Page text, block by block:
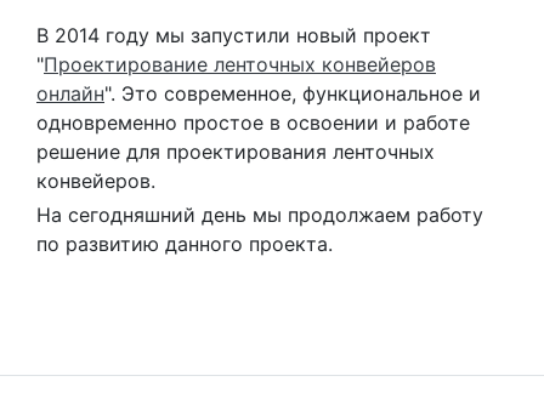
В 2014 году мы запустили новый проект
"Проектирование ленточных конвейеров
онлайн". Это современное, функциональное и
одновременно простое в освоении и работе
решение для проектирования ленточных
конвейеров.
На сегодняшний день мы продолжаем работу
по развитию данного проекта.